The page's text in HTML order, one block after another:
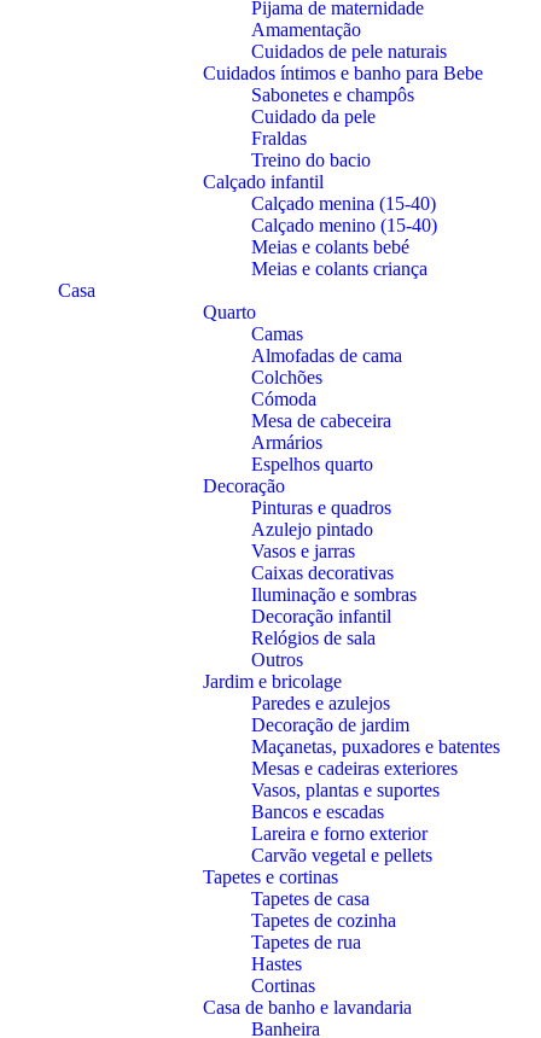
Pijama de maternidade
Amamentação
Cuidados de pele naturais
Cuidados íntimos e banho para Bebe
Sabonetes e champôs
Cuidado da pele
Fraldas
Treino do bacio
Calçado infantil
Calçado menina (15-40)
Calçado menino (15-40)
Meias e colants bebé
Meias e colants criança
Casa
Quarto
Camas
Almofadas de cama
Colchões
Cómoda
Mesa de cabeceira
Armários
Espelhos quarto
Decoração
Pinturas e quadros
Azulejo pintado
Vasos e jarras
Caixas decorativas
Iluminação e sombras
Decoração infantil
Relógios de sala
Outros
Jardim e bricolage
Paredes e azulejos
Decoração de jardim
Maçanetas, puxadores e batentes
Mesas e cadeiras exteriores
Vasos, plantas e suportes
Bancos e escadas
Lareira e forno exterior
Carvão vegetal e pellets
Tapetes e cortinas
Tapetes de casa
Tapetes de cozinha
Tapetes de rua
Hastes
Cortinas
Casa de banho e lavandaria
Banheira